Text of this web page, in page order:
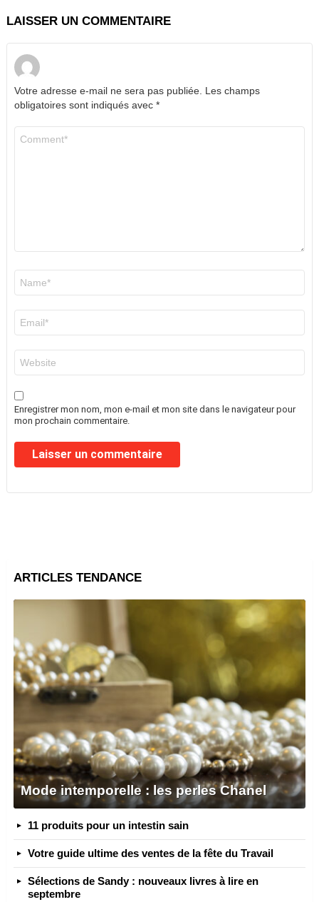
LAISSER UN COMMENTAIRE
Votre adresse e-mail ne sera pas publiée. Les champs
obligatoires sont indiqués avec *
mail
*
web
Enregistrer mon nom, mon e-mail et mon site dans le navigateur pour
mon prochain commentaire.
ARTICLES TENDANCE
Mode intemporelle : les perles Chanel
11 produits pour un intestin sain
Votre guide ultime des ventes de la fête du Travail
Sélections de Sandy : nouveaux livres à lire en
septembre